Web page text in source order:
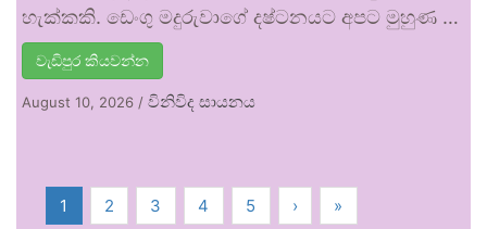
හැක්කකි. ඩෙංගු මදුරුවාගේ දෂ්ටනයට අපට මුහුණ …
වැඩිපුර කියවන්න
August 10, 2026 / විනිවිද සායනය
1 2 3 4 5 › »